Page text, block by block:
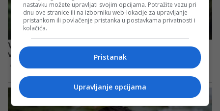
nastavku možete upravljati svojim opcijama. Potražite vezu pri
dnu ove stranice ili na izborniku web-lokacije za upravljanje
pristankom ili povlačenje pristanka u postavkama privatnosti i
kolačića.
Pristanak
Upravljanje opcijama